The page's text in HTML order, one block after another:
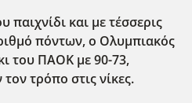
παιχνίδι και με τέσσερις
πόντων, ο Ολυμπιακός
του ΠΑΟΚ με 90-73,
τρόπο στις νίκες.